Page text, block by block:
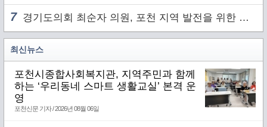
7경기도의회 최순자 의원, 포천 지역 발전을 위한 정담회 개최
최신뉴스
포천시종합사회복지관, 지역주민과 함께
하는 ‘우리동네 스마트 생활교실’ 본격 운
영
포천신문 기자 / 2026년 08월 06일